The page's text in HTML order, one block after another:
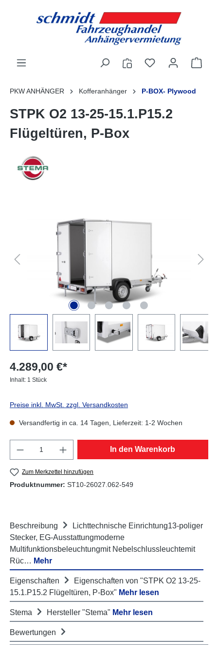
PKW ANHÄNGER Kofferanhänger P-BOX- Plywood
STPK O2 13-25-15.1.P15.2
Flügeltüren, P-Box
4.289,00 €*
Inhalt: 1 Stück
Preise inkl. MwSt. zzgl. Versandkosten
Versandfertig in ca. 14 Tagen, Lieferzeit: 1-2 Wochen
Produkt Anzahl: Gib den gewünschten
In den Warenkorb
Zum Merkzettel hinzufügen
Produktnummer: ST10-26027.062-549
Beschreibung
Lichttechnische Einrichtung13-poliger
Stecker, EG-Ausstattungmoderne
Multifunktionsbeleuchtungmit Nebelschlussleuchtemit
Rüc… Mehr
Eigenschaften
Eigenschaften von "STPK O2 13-25-
15.1.P15.2 Flügeltüren, P-Box" Mehr lesen
Stema Hersteller "Stema" Mehr lesen
Bewertungen